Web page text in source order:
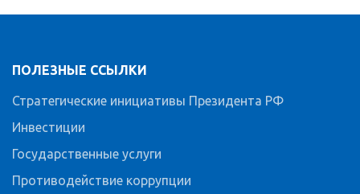
ПОЛЕЗНЫЕ ССЫЛКИ
Стратегические инициативы Президента РФ
Инвестиции
Государственные услуги
Противодействие коррупции